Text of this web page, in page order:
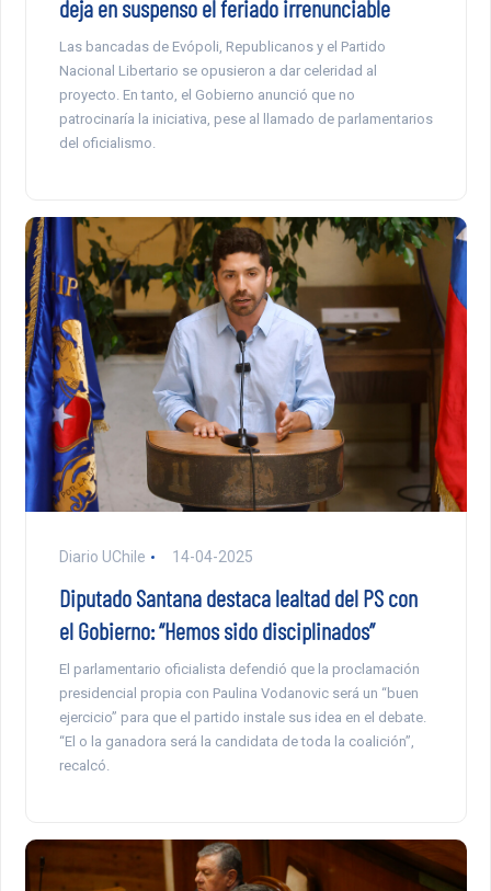
deja en suspenso el feriado irrenunciable
Las bancadas de Evópoli, Republicanos y el Partido
Nacional Libertario se opusieron a dar celeridad al
proyecto. En tanto, el Gobierno anunció que no
patrocinaría la iniciativa, pese al llamado de parlamentarios
del oficialismo.
Diario UChile 14-04-2025
Diputado Santana destaca lealtad del PS con
el Gobierno: “Hemos sido disciplinados”
El parlamentario oficialista defendió que la proclamación
presidencial propia con Paulina Vodanovic será un “buen
ejercicio” para que el partido instale sus idea en el debate.
“El o la ganadora será la candidata de toda la coalición”,
recalcó.